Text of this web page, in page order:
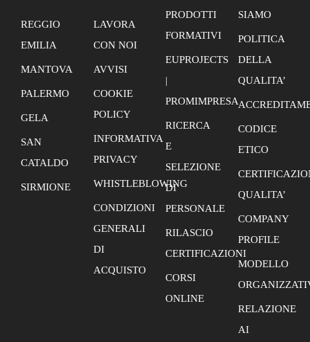
REGGIO
EMILIA
MANTOVA
PALERMO
GELA
SAN
CATALDO
SIRMIONE
LAVORA
CON NOI
AVVISI
COOKIE
POLICY
INFORMATIVA
PRIVACY
WHISTLEBLOWING
CONDIZIONI
GENERALI
DI
ACQUISTO
PRODOTTI
FORMATIVI
EUPROJECTS
|
PROMIMPRESA
RICERCA
E
SELEZIONE
DI
PERSONALE
RILASCIO
CERTIFICAZIONI
CORSI
ONLINE
SIAMO
POLITICA
DELLA
QUALITA’
CODICE
ETICO
QUALITA’
COMPANY
PROFILE
MODELLO
RELAZIONE
AI